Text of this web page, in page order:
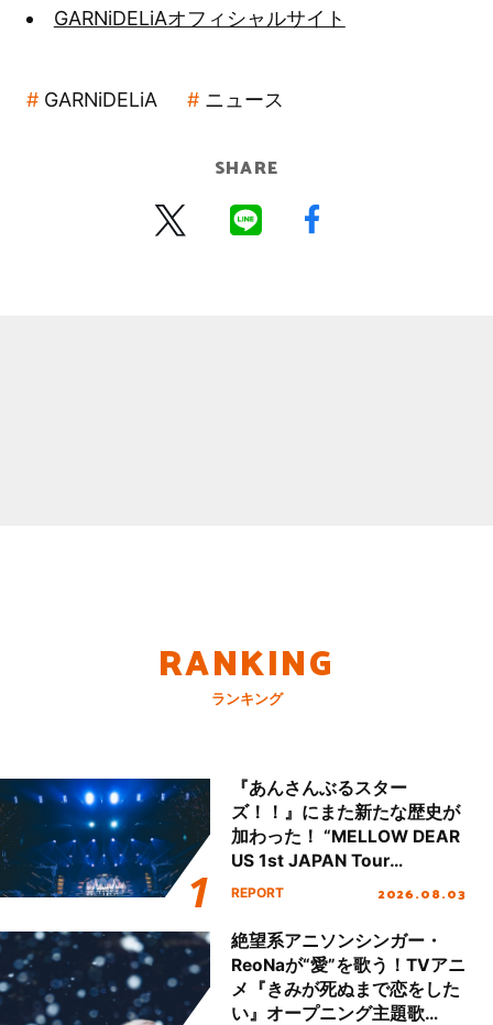
GARNiDELiAオフィシャルサイト
GARNiDELiA ニュース
SHARE
RANKING
ランキング
『あんさんぶるスター
ズ！！』にまた新たな歴史が
加わった！ “MELLOW DEAR
US 1st JAPAN Tour
Final「NICE to meet YOU
ート!!
REPORT 2026.08.03
絶望系アニソンシンガー・
ReoNaが“愛”を歌う！TVアニ
メ『きみが死ぬまで恋をした
い』オープニング主題歌